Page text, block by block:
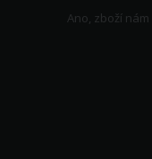
Ano, zboží